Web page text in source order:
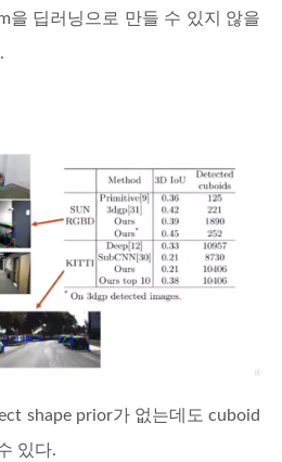
을 딥러닝으로 만들 수 있지 않을
shape prior가 없는데도 cuboid
있다.